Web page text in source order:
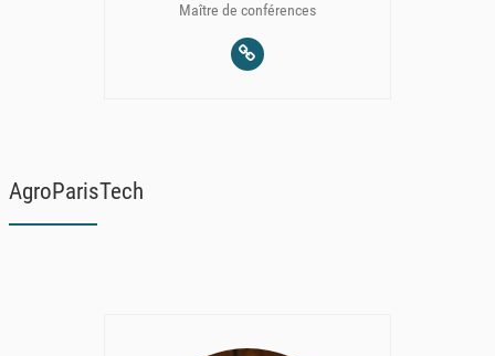
Maître de conférences
AgroParisTech